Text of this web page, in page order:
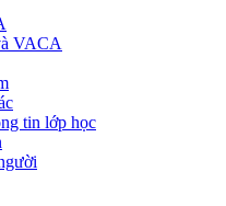
VACA
tin lớp học